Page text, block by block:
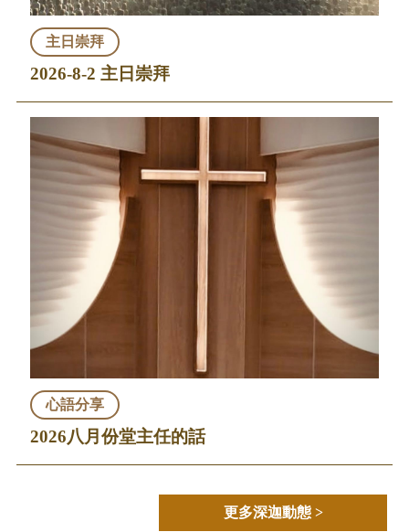
主日崇拜
2026-8-2 主日崇拜
心語分享
2026八月份堂主任的話
更多深迦動態 >